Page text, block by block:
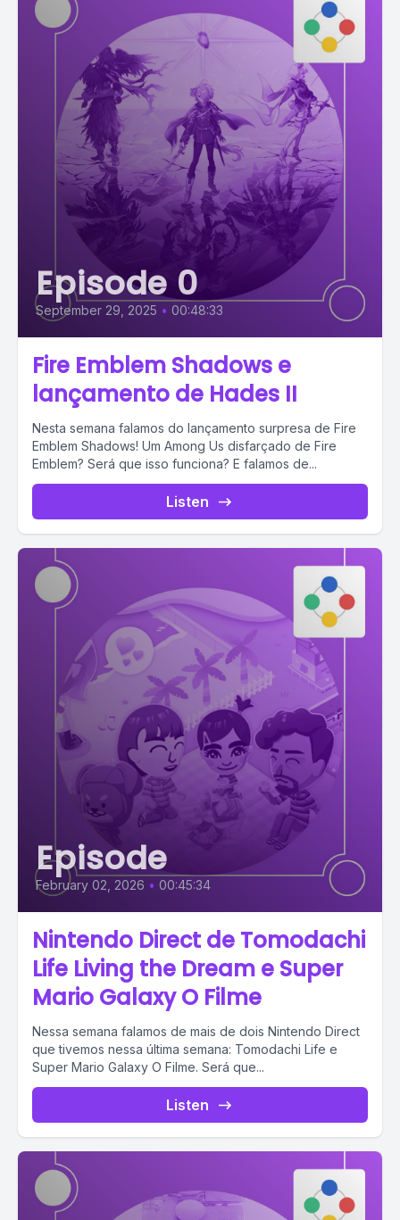
Episode 0
September 29, 2025 • 00:48:33
Fire Emblem Shadows e
lançamento de Hades II
Nesta semana falamos do lançamento surpresa de Fire
Emblem Shadows! Um Among Us disfarçado de Fire
Emblem? Será que isso funciona? E falamos de...
Listen
Episode
February 02, 2026 • 00:45:34
Nintendo Direct de Tomodachi
Life Living the Dream e Super
Mario Galaxy O Filme
Nessa semana falamos de mais de dois Nintendo Direct
que tivemos nessa última semana: Tomodachi Life e
Super Mario Galaxy O Filme. Será que...
Listen